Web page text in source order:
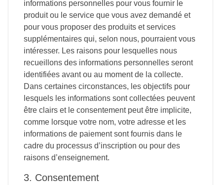
informations personnelles pour vous fournir le
produit ou le service que vous avez demandé et
pour vous proposer des produits et services
supplémentaires qui, selon nous, pourraient vous
intéresser. Les raisons pour lesquelles nous
recueillons des informations personnelles seront
identifiées avant ou au moment de la collecte.
Dans certaines circonstances, les objectifs pour
lesquels les informations sont collectées peuvent
être clairs et le consentement peut être implicite,
comme lorsque votre nom, votre adresse et les
informations de paiement sont fournis dans le
cadre du processus d’inscription ou pour des
raisons d’enseignement.
3. Consentement